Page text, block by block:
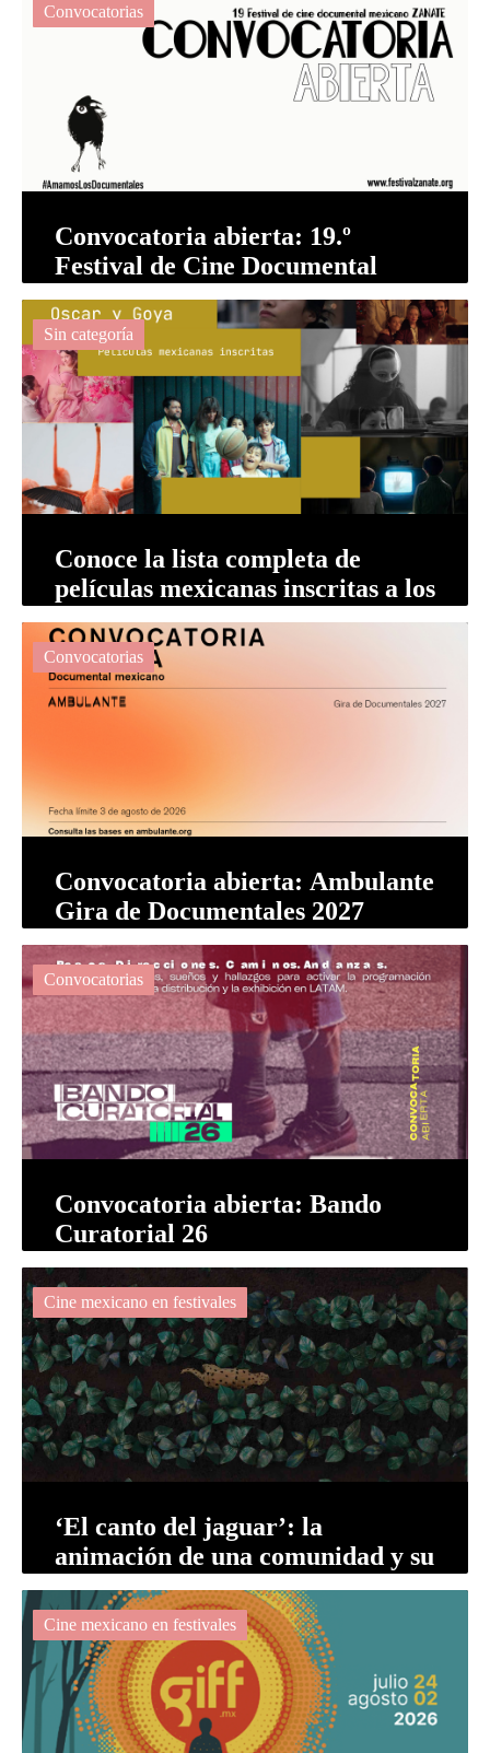
Convocatorias
Convocatoria abierta: 19.º
Festival de Cine Documental
Mexicano Zanate
Sin categoría
Conoce la lista completa de
películas mexicanas inscritas a los
Oscar y los Goya
Convocatorias
Convocatoria abierta: Ambulante
Gira de Documentales 2027
Convocatorias
Convocatoria abierta: Bando
Curatorial 26
Cine mexicano en festivales
‘El canto del jaguar’: la
animación de una comunidad y su
lengua - Selección oficial GIFF
2026
Cine mexicano en festivales